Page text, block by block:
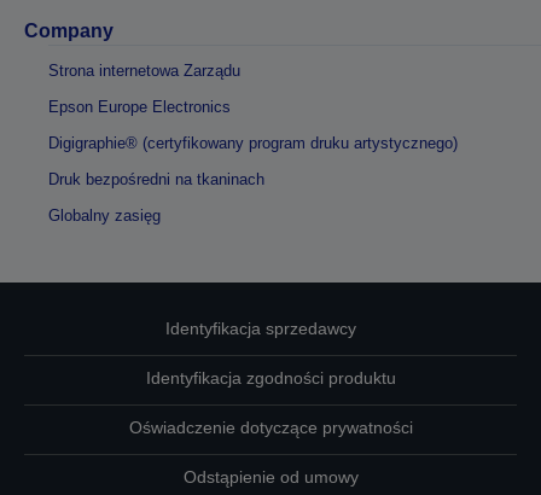
Company
Strona internetowa Zarządu
Epson Europe Electronics
Digigraphie® (certyfikowany program druku artystycznego)
Druk bezpośredni na tkaninach
Globalny zasięg
Identyfikacja sprzedawcy
Identyfikacja zgodności produktu
Oświadczenie dotyczące prywatności
Odstąpienie od umowy